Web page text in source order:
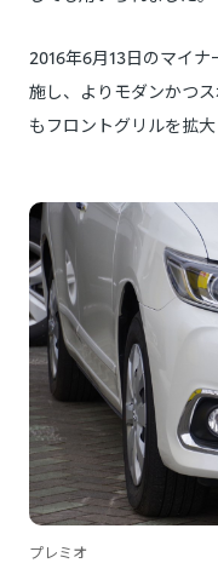
2016年6月13日のマイ
施し、よりモダンかつ
もフロントグリルを拡
プレミオ